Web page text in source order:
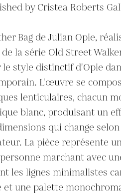
by Cristea Roberts
Bag de Julian Opie,
la série Old Street
le style distinctif d'Opie
L'œuvre se
lenticulaires, chacun
blanc, produisant un
qui change
La pièce représente
marchant avec
les lignes minimalistes
et une palette